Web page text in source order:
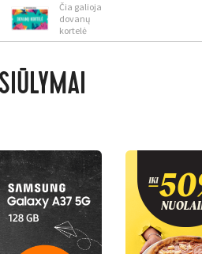
Čia galioja
dovanų
kortelė